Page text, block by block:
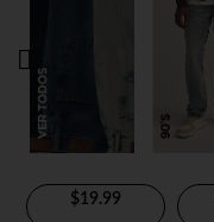
$19.99